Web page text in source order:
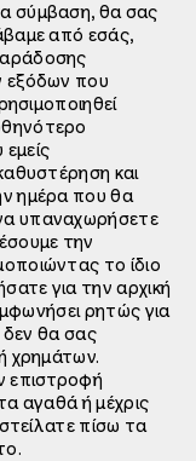
σύμβαση, θα σας
από εσάς,
εξόδων που
και
ημέρα που θα
υπαναχωρήσετε
την
το ίδιο
για την αρχική
ρητώς για
δεν θα σας
χρημάτων.
επιστροφή
αγαθά ή μέχρις
πίσω τα